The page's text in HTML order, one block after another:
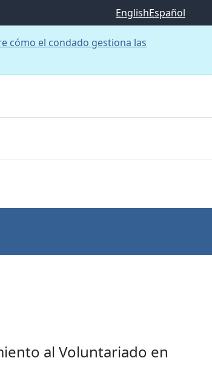
EnglishEspañol
cómo el condado gestiona las
al Voluntariado en